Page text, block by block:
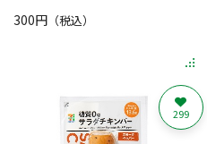
300円 （税込）
299